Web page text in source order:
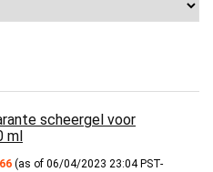
scheergel voor
ml
(as of 06/04/2023 23:04 PST-